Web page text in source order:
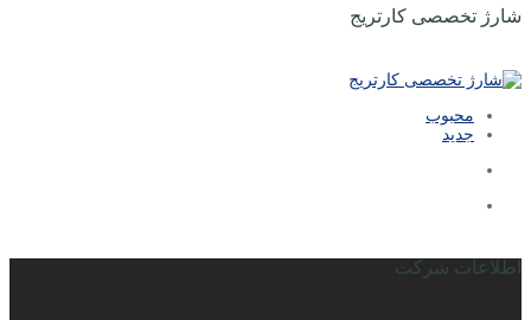
شارژ تخصصی کارتریج
محبوب
جدید
اطلاعات شرکت